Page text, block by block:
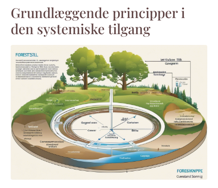
Grundlæggende principper i
den systemiske tilgang